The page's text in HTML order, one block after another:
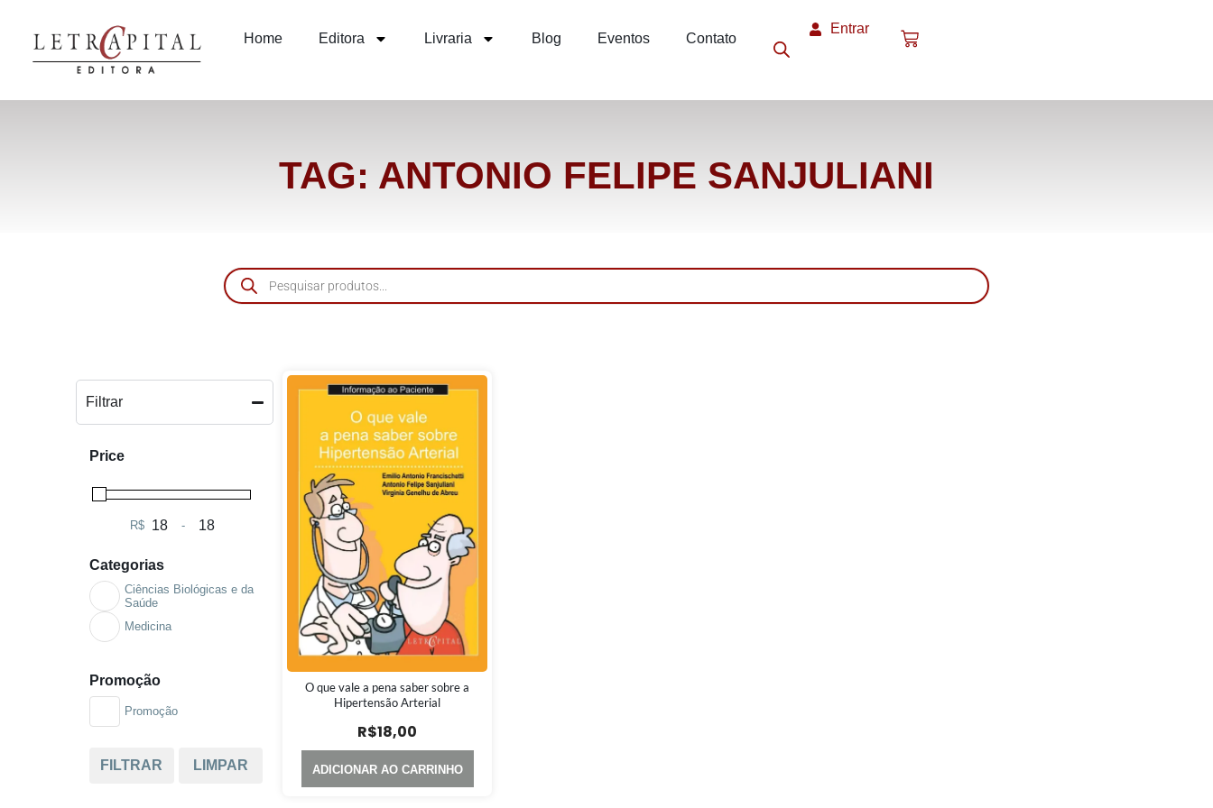
Home Editora Livraria Blog Eventos Contato
Entrar
TAG: ANTONIO FELIPE SANJULIANI
Filtrar
Price
R$ Minimum Price
-Maximum Price
Categorias
Ciências Biológicas e da
Saúde
Medicina
Promoção
Promoção
FILTRAR LIMPAR
O que vale a pena saber sobre a
Hipertensão Arterial
R$18,00
ADICIONAR AO CARRINHO